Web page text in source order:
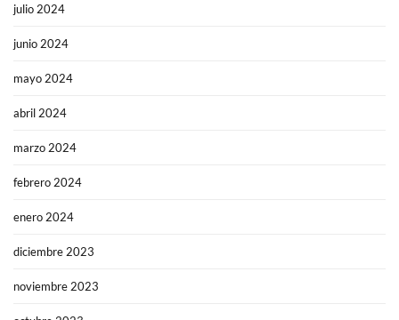
julio 2024
junio 2024
mayo 2024
abril 2024
marzo 2024
febrero 2024
enero 2024
diciembre 2023
noviembre 2023